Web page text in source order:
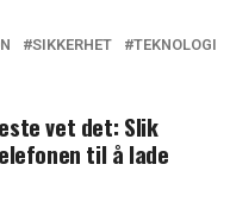
SIKKERHET TEKNOLOGI
vet det: Slik
til å lade